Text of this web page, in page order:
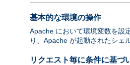
基本的な環境の操作
Apache において環境変数を設
り、Apache が起動されたシェ
リクエスト毎に条件に基づ